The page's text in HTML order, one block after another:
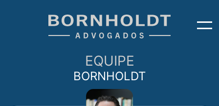
EQUIPE
BORNHOLDT